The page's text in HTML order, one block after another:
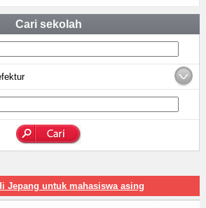
Cari sekolah
Jepang untuk mahasiswa asing